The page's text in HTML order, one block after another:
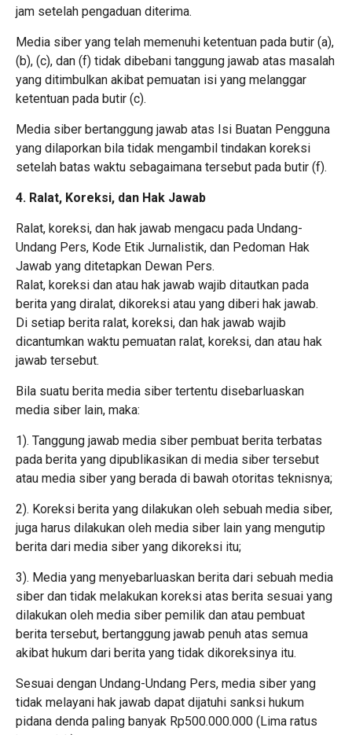
jam setelah pengaduan diterima.
Media siber yang telah memenuhi ketentuan pada butir (a),
(b), (c), dan (f) tidak dibebani tanggung jawab atas masalah
yang ditimbulkan akibat pemuatan isi yang melanggar
ketentuan pada butir (c).
Media siber bertanggung jawab atas Isi Buatan Pengguna
yang dilaporkan bila tidak mengambil tindakan koreksi
setelah batas waktu sebagaimana tersebut pada butir (f).
4. Ralat, Koreksi, dan Hak Jawab
Ralat, koreksi, dan hak jawab mengacu pada Undang-
Undang Pers, Kode Etik Jurnalistik, dan Pedoman Hak
Jawab yang ditetapkan Dewan Pers.
Ralat, koreksi dan atau hak jawab wajib ditautkan pada
berita yang diralat, dikoreksi atau yang diberi hak jawab.
Di setiap berita ralat, koreksi, dan hak jawab wajib
dicantumkan waktu pemuatan ralat, koreksi, dan atau hak
jawab tersebut.
Bila suatu berita media siber tertentu disebarluaskan
media siber lain, maka:
1). Tanggung jawab media siber pembuat berita terbatas
pada berita yang dipublikasikan di media siber tersebut
atau media siber yang berada di bawah otoritas teknisnya;
2). Koreksi berita yang dilakukan oleh sebuah media siber,
juga harus dilakukan oleh media siber lain yang mengutip
berita dari media siber yang dikoreksi itu;
3). Media yang menyebarluaskan berita dari sebuah media
siber dan tidak melakukan koreksi atas berita sesuai yang
dilakukan oleh media siber pemilik dan atau pembuat
berita tersebut, bertanggung jawab penuh atas semua
akibat hukum dari berita yang tidak dikoreksinya itu.
Sesuai dengan Undang-Undang Pers, media siber yang
tidak melayani hak jawab dapat dijatuhi sanksi hukum
pidana denda paling banyak Rp500.000.000 (Lima ratus